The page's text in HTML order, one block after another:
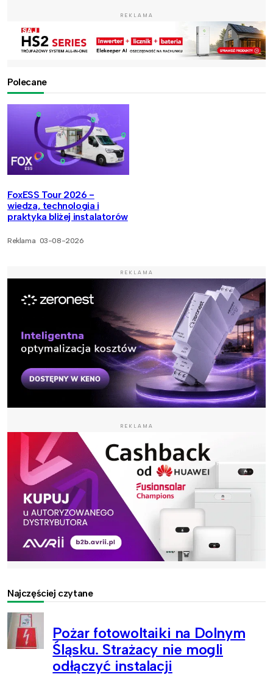
REKLAMA
Polecane
FoxESS Tour 2026 -
wiedza, technologia i
praktyka bliżej instalatorów
Reklama 03-08-2026
REKLAMA
REKLAMA
Najczęściej czytane
Pożar fotowoltaiki na Dolnym
Śląsku. Strażacy nie mogli
odłączyć instalacji